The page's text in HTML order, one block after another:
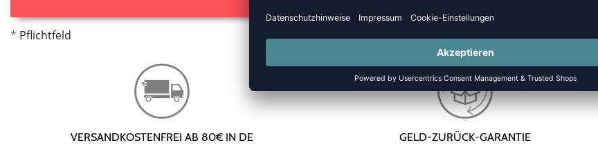
Pflichtfeld
VERSANDKOSTENFREI AB 80€ IN DE GELD-ZURÜCK-GARANTIE